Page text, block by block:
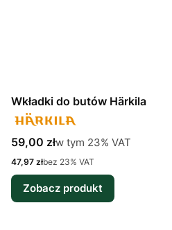
Wkładki do butów Härkila
Cena brutto
59,00 złw tym %s VAT
w tym 23% VAT
Cena netto
47,97 złbez 23% VAT
Zobacz produkt